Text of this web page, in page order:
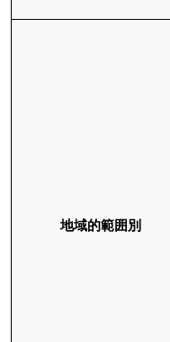
地域的範囲別